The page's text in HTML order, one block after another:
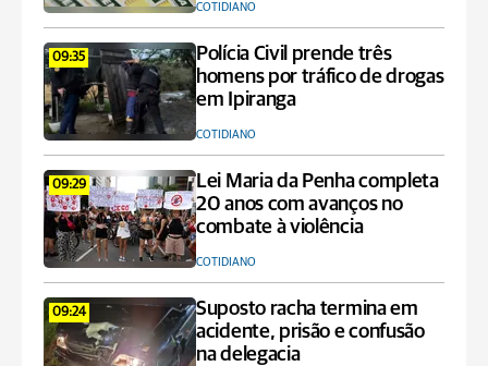
COTIDIANO
09:35
Polícia Civil prende três
homens por tráfico de drogas
em Ipiranga
COTIDIANO
09:29
Lei Maria da Penha completa
20 anos com avanços no
combate à violência
COTIDIANO
09:24
Suposto racha termina em
acidente, prisão e confusão
na delegacia